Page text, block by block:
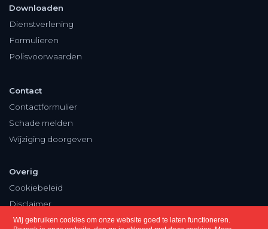
Wij gebruiken cookies om onze website goed te laten functioneren.
Downloaden
Dienstverlening
Formulieren
Polisvoorwaarden
Contact
Contactformulier
Schade melden
Wijziging doorgeven
Overig
Cookiebeleid
Disclaimer
Privacy